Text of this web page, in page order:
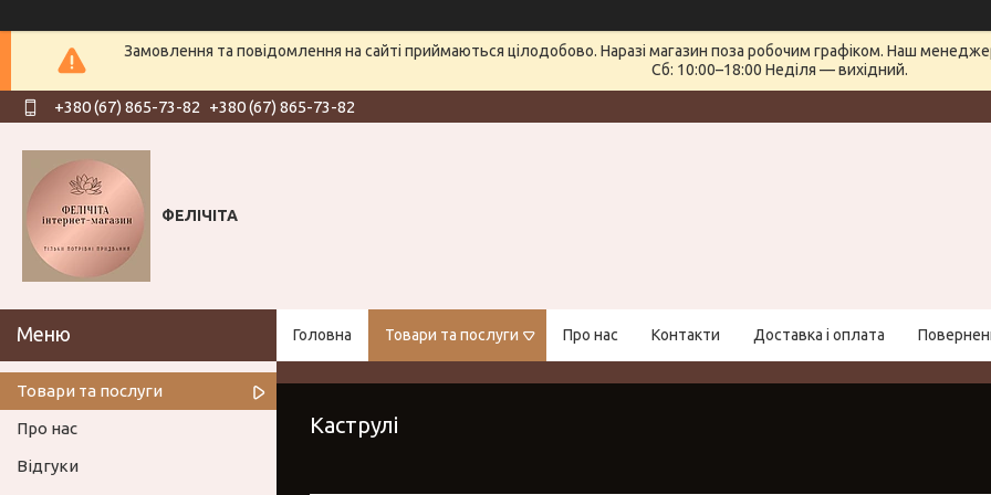
Замовлення та повідомлення на сайті приймаються цілодобово. Наразі магазин поза робочим графіком. Наш
Сб: 10:00–18:00 Неділя — вихідний.
+380 (67) 865-73-82 +380 (67) 865-73-82
ФЕЛІЧІТА
Головна Товари та послуги Про нас Контакти Доставка і оплата
Каструлі
Товари та послуги
Про нас
Відгуки